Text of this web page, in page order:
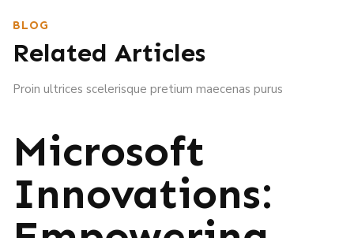
BLOG
Related Articles
Proin ultrices scelerisque pretium maecenas purus
Microsoft
Innovations: